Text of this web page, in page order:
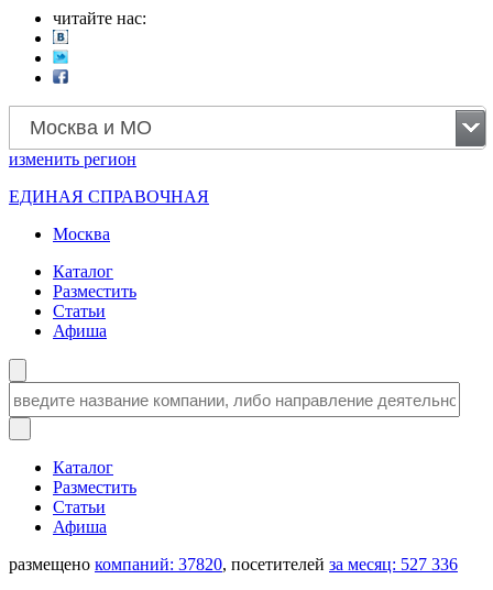
читайте нас:
Москва и МО
изменить регион
ЕДИНАЯ СПРАВОЧНАЯ
Москва
Каталог
Разместить
Статьи
Афиша
Каталог
Разместить
Статьи
Афиша
размещено компаний: 37820, посетителей за месяц: 527 336